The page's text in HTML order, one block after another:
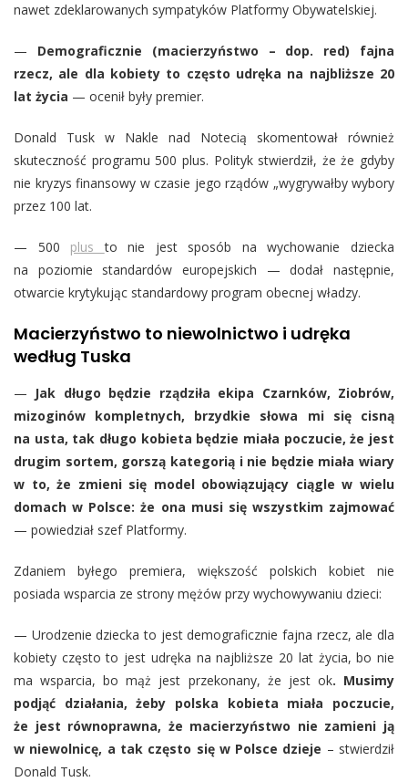
nawet zdeklarowanych sympatyków Platformy Obywatelskiej.
— Demograficznie (macierzyństwo – dop. red) fajna
rzecz, ale dla kobiety to często udręka na najbliższe 20
lat życia — ocenił były premier.
Donald Tusk w Nakle nad Notecią skomentował również
skuteczność programu 500 plus. Polityk stwierdził, że że gdyby
nie kryzys finansowy w czasie jego rządów „wygrywałby wybory
przez 100 lat.
— 500 plusto nie jest sposób na wychowanie dziecka
na poziomie standardów europejskich — dodał następnie,
otwarcie krytykując standardowy program obecnej władzy.
Macierzyństwo to niewolnictwo i udręka
według Tuska
— Jak długo będzie rządziła ekipa Czarnków, Ziobrów,
mizoginów kompletnych, brzydkie słowa mi się cisną
na usta, tak długo kobieta będzie miała poczucie, że jest
drugim sortem, gorszą kategorią i nie będzie miała wiary
w to, że zmieni się model obowiązujący ciągle w wielu
domach w Polsce: że ona musi się wszystkim zajmować
— powiedział szef Platformy.
Zdaniem byłego premiera, większość polskich kobiet nie
posiada wsparcia ze strony mężów przy wychowywaniu dzieci:
— Urodzenie dziecka to jest demograficznie fajna rzecz, ale dla
kobiety często to jest udręka na najbliższe 20 lat życia, bo nie
ma wsparcia, bo mąż jest przekonany, że jest ok. Musimy
podjąć działania, żeby polska kobieta miała poczucie,
że jest równoprawna, że macierzyństwo nie zamieni ją
w niewolnicę, a tak często się w Polsce dzieje – stwierdził
Donald Tusk.